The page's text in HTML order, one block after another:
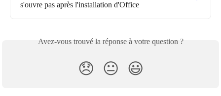
s'ouvre pas après l'installation d'Office
Avez-vous trouvé la réponse à votre question ?
😞 😐 😃